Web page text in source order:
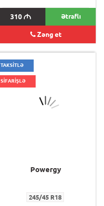
310M Ətraflı
Zəng et
TAKSİTLƏ
SİFARİŞLƏ
Powergy
245/45 R18